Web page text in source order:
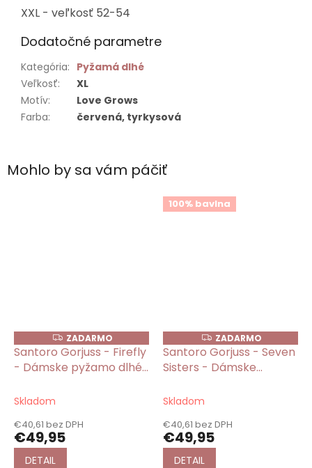
Mohlo by sa vám páčiť
Z
A
D
A
ZADARMO
Santoro Gorjuss - Firefly
- Dámske pyžamo dlhé
Skladom
€40,61 bez DPH
€49,95
DETAIL
100% bavlna
Z
A
D
A
ZADARMO
Santoro Gorjuss - Seven
Sisters - Dámske
ružové
Skladom
€40,61 bez DPH
€49,95
DETAIL
XXL - veľkosť 52-54
Dodatočné parametre
Kategória: Pyžamá dlhé
Veľkosť:
XL
Motív:
Love Grows
Farba: červená, tyrkysová